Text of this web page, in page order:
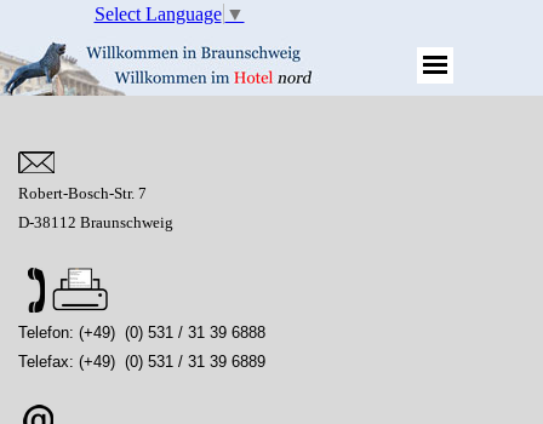
Select Language ▼
Robert-Bosch-Str. 7
D-38112 Braunschweig
Telefon: (+49) (0) 531 / 31 39 6888
Telefax: (+49) (0) 531 / 31 39 6889